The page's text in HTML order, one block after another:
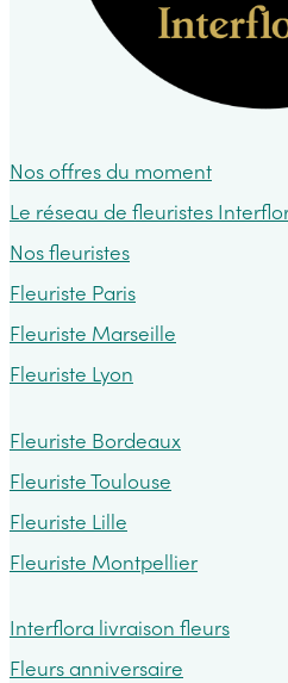
vos
jardinières
de
l’été
Nos offres du moment
Le réseau de fleuristes
Nos fleuristes
Fleuriste Paris
Fleuriste Marseille
Fleuriste Lyon
Fleuriste Bordeaux
Fleuriste Toulouse
Fleuriste Lille
Fleuriste Montpellier
Interflora livraison fleurs
Fleurs anniversaire